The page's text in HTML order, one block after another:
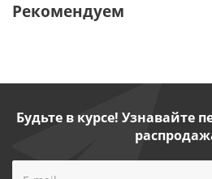
Рекомендуем
Будьте в курсе! Узнавайте